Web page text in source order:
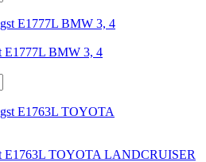
E1777L BMW 3, 4
E1763L TOYOTA LANDCRUISER